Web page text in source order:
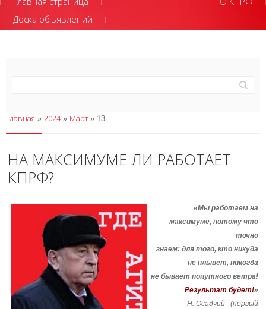
Доска объявлений
Главная » 2024 » Март » 13
НА МАКСИМУМЕ ЛИ РАБОТАЕТ
КПРФ?
«Мы работаем на
максимуме, потому что
точно
знаем: для того, кто никуда
не плывет, никогда
не бывает попутного ветра!
Результат будет!»
Н. Осадчий (первый